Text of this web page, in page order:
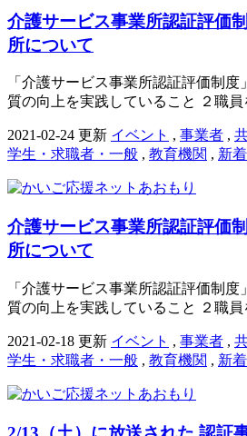
介護サービス事業所認証評価
所について
「介護サービス事業所認証評価制
質の向上を実践していること ２職
2021-02-24 更新 イベント , 事業者 ,
学生・求職者・一般 , 教育機関 , 新
介護サービス事業所認証評価
所について
「介護サービス事業所認証評価制
質の向上を実践していること ２職
2021-02-18 更新 イベント , 事業者 ,
学生・求職者・一般 , 教育機関 , 新